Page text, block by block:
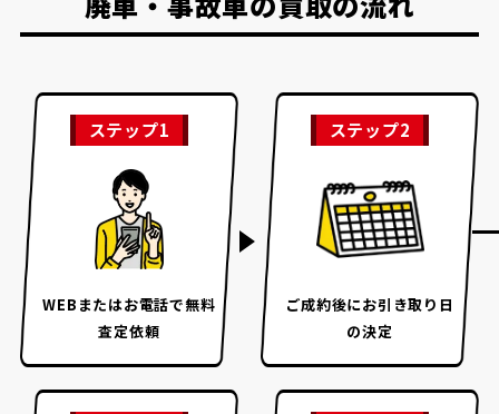
ステップ1
WEBまたはお電話で無料
査定依頼
ステップ2
ご成約後にお引き取り日
の決定